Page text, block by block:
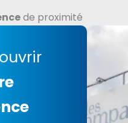
de proximité